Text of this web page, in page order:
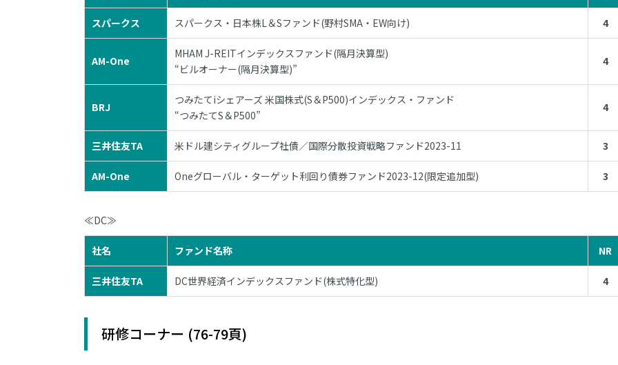
スパークス スパークス・日本株L＆Sファンド(野村SMA・EW向け) 4
AM-One
MHAM J-REITインデックスファンド(隔月決算型)
“ビルオーナー(隔月決算型)”
4
BRJ
つみたてiシェアーズ 米国株式(S＆P500)インデックス・ファンド
“つみたてS＆P500”
4
三井住友TA 米ドル建シティグループ社債／国際分散投資戦略ファンド2023-11 3
AM-One Oneグローバル・ターゲット利回り債券ファンド2023-12(限定追加型) 3
≪DC≫
社名 ファンド名称 NR
三井住友TA DC世界経済インデックスファンド(株式特化型) 4
研修コーナー (76-79頁)